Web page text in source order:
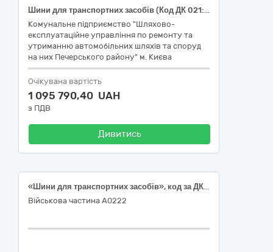
Шини для транспортних засобів (Код ДК 021:2015 - 34350000-5 Шини для транспортних засобів великої та малої тоннажності)
Комунальне підприємство "Шляхово-
експлуатаційне управління по ремонту та
утриманню автомобільних шляхів та споруд
на них Печерського району" м. Києва
Очікувана вартість
1 095 790,40 UAH
з ПДВ
Дивитись
«Шини для транспортних засобів», код за ДК 021:2015 34350000-5 – «Шини для транспортних засобів великої та малої тоннажності»
Військова частина А0222